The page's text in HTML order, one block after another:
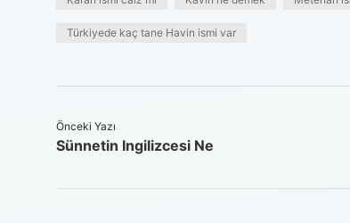
Türkiyede kaç tane Havin ismi var
Önceki Yazı
Sünnetin Ingilizcesi Ne